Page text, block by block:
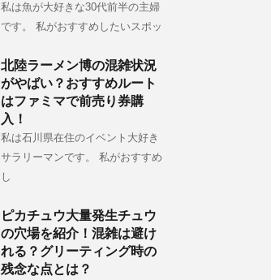
私は魚が大好きな30代前半の主婦
です。 私がおすすめしたいスポッ
北陸ラーメン博の混雑状況
がやばい？おすすめルート
はファミマで前売り券購
入！
私は石川県在住のイベント大好き
サラリーマンです。 私がおすすめ
し
ピカチュウ大量発生チュウ
の穴場を紹介！混雑は避け
れる？グリーティング時の
残念な点とは？